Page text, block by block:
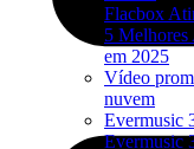
Flacbox
5 Melhores
em 2025
Vídeo
nuvem
Evermusic
Evermusic